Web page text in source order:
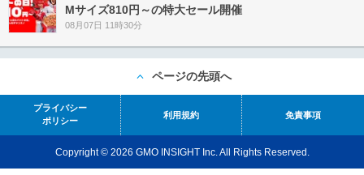
Mサイズ810円～の特大セール開催
08月07日 11時30分
ページの先頭へ
プライバシー
ポリシー
利用規約 免責事項
Copyright © 2026 GMO INSIGHT Inc. All Rights Reserved.